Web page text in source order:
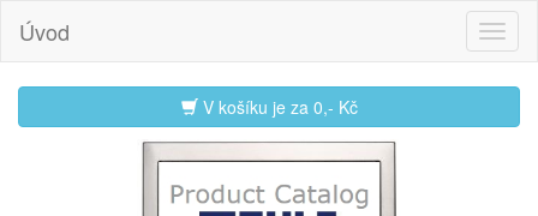
Úvod
V košíku je za 0,- Kč